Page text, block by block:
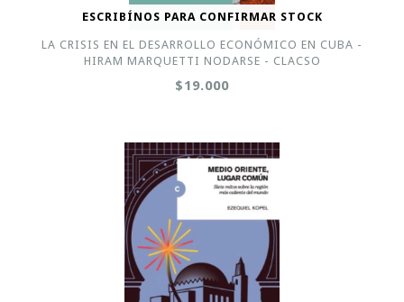
ESCRIBÍNOS PARA CONFIRMAR STOCK
LA CRISIS EN EL DESARROLLO ECONÓMICO EN CUBA -
HIRAM MARQUETTI NODARSE - CLACSO
$19.000